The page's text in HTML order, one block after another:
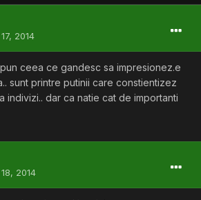
2014
ceea ce gandesc sa impresionez.e
sunt printre putinii care constientizez
indivizi.. dar ca natie cat de importanti
2014